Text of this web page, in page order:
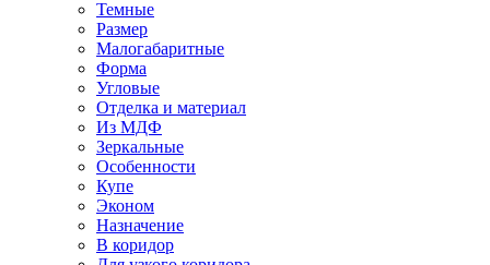
Темные
Размер
Малогабаритные
Форма
Угловые
Отделка и материал
Из МДФ
Зеркальные
Особенности
Купе
Эконом
Назначение
В коридор